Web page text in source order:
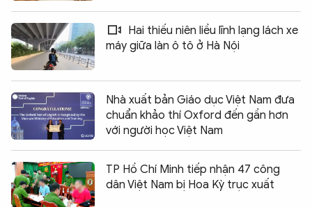
Hai thiếu niên liều lĩnh lạng lách xe
máy giữa làn ô tô ở Hà Nội
Nhà xuất bản Giáo dục Việt Nam đưa
chuẩn khảo thí Oxford đến gần hơn
với người học Việt Nam
TP Hồ Chí Minh tiếp nhận 47 công
dân Việt Nam bị Hoa Kỳ trục xuất